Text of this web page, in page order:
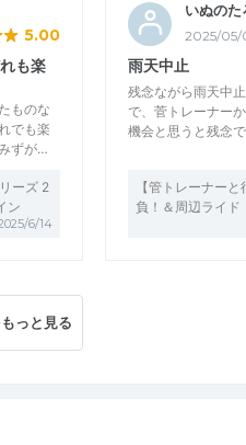
5.00
も楽
ものな
でも楽
ずが…
ーズ 2
ン
6/14
いぬのた
2025/
雨天中止
残念ながら雨天中
で、菅トレーナー
機会と思うと残念
【管トレーナー
負！＆周辺ライド
っと見る